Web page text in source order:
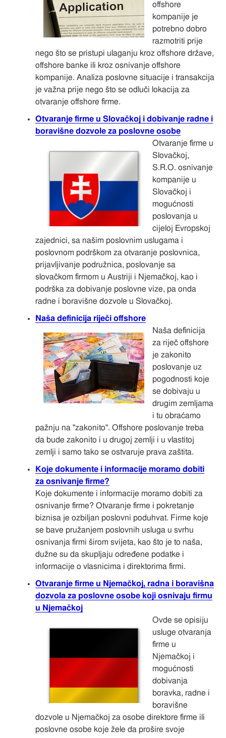
offshore
kompanije je
potrebno dobro
razmotriti prije
nego što se pristupi ulaganju kroz offshore države,
offshore banke ili kroz osnivanje offshore
kompanije. Analiza poslovne situacije i transakcija
je važna prije nego što se odluči lokacija za
otvaranje offshore firme.
Otvaranje firme u Slovačkoj i dobivanje radne i
boravišne dozvole za poslovne osobe
Otvaranje firme u
Slovačkoj,
S.R.O. osnivanje
kompanije u
Slovačkoj i
mogućnosti
poslovanja u
cijeloj Evropskoj
zajednici, sa našim poslovnim uslugama i
poslovnom podrškom za otvaranje poslovnica,
prijavljivanje podružnica, poslovanje sa
slovačkom firmom u Austriji i Njemačkoj, kao i
podrška za dobivanje poslovne vize, pa onda
radne i boravišne dozvole u Slovačkoj.
Naša definicija riječi offshore
Naša definicija
za riječ offshore
je zakonito
poslovanje uz
pogodnosti koje
se dobivaju u
drugim zemljama
i tu obraćamo
pažnju na "zakonito". Offshore poslovanje treba
da bude zakonito i u drugoj zemlji i u vlastitoj
zemlji i samo tako se ostvaruje prava zaštita.
Koje dokumente i informacije moramo dobiti
za osnivanje firme?
Koje dokumente i informacije moramo dobiti za
osnivanje firme? Otvaranje firme i pokretanje
biznisa je ozbiljan poslovni poduhvat. Firme koje
se bave pružanjem poslovnih usluga u svrhu
osnivanja firmi širom svijeta, kao što je to naša,
dužne su da skupljaju određene podatke i
informacije o vlasnicima i direktorima firmi.
Otvaranje firme u Njemačkoj, radna i boravišna
dozvola za poslovne osobe koji osnivaju firmu
u Njemačkoj
Ovde se opisiju
usluge otvaranja
firme u
Njemačkoj i
mogućnosti
dobivanja
boravka, radne i
boravišne
dozvole u Njemačkoj za osobe direktore firme ili
poslovne osobe koje žele da prošire svoje